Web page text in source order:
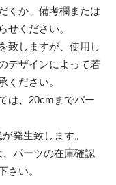
くか、備考欄または
せください。
致しますが、使用し
デザインによって若
ください。
は、20cmまでパー
発生致します。
パーツの在庫確認
さい。